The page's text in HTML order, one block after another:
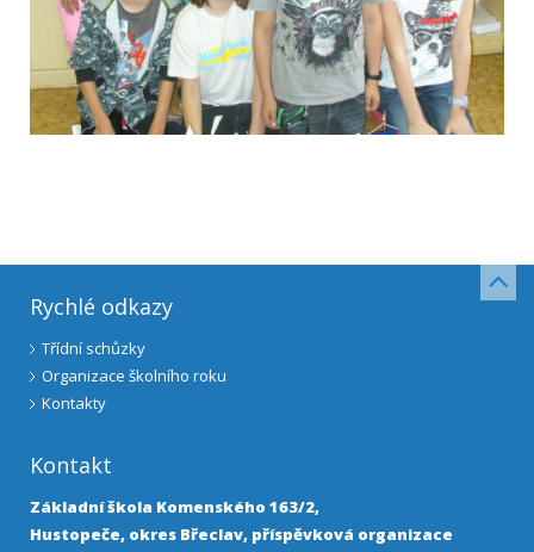
Rychlé odkazy
Třídní schůzky
Organizace školního roku
Kontakty
Kontakt
Základní škola Komenského 163/2,
Hustopeče, okres Břeclav, příspěvková organizace